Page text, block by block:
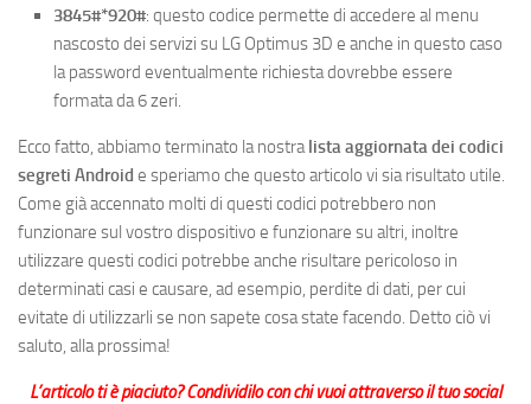
3845#*920#: questo codice permette di accedere al menu
nascosto dei servizi su LG Optimus 3D e anche in questo caso
la password eventualmente richiesta dovrebbe essere
formata da 6 zeri.
Ecco fatto, abbiamo terminato la nostralista aggiornata dei codici
segreti Android e speriamo che questo articolo vi sia risultato utile.
Come già accennato molti di questi codici potrebbero non
funzionare sul vostro dispositivo e funzionare su altri, inoltre
utilizzare questi codici potrebbe anche risultare pericoloso in
determinati casi e causare, ad esempio, perdite di dati, per cui
evitate di utilizzarli se non sapete cosa state facendo. Detto ciò vi
saluto, alla prossima!
L’articolo ti è piaciuto? Condividilo con chi vuoi attraverso il tuo social